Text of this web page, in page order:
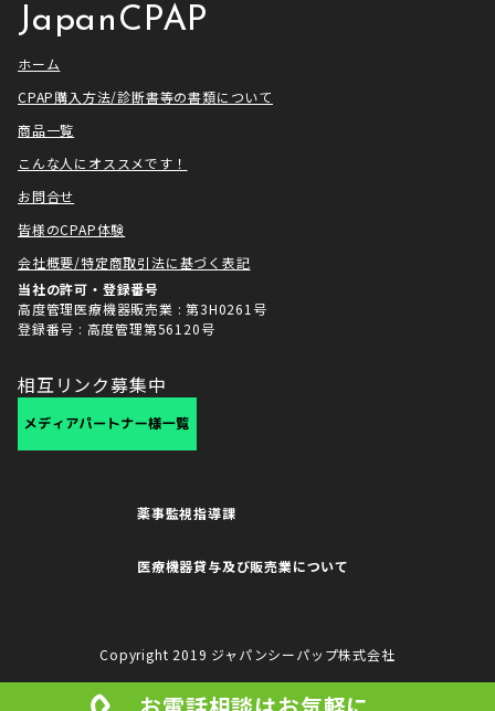
JapanCPAP
ホーム
CPAP購入方法/診断書等の書類について
商品一覧
こんな人にオススメです！
お問合せ
皆様のCPAP体験
会社概要/特定商取引法に基づく表記
当社の許可・登録番号
高度管理医療機器販売業 : 第3H0261号
登録番号 : 高度管理第56120号
相互リンク募集中
薬事監視指導課
医療機器貸与及び販売業について
Copyright 2019 ジャパンシーパップ株式会社